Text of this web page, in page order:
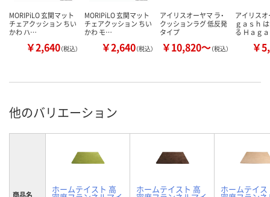
MORIPiLO 玄関マット
チェアクッション ちい
かわ ハ…
￥2,640（税込）
MORIPiLO 玄関マット
チェアクッション ちい
かわ モ…
￥2,640（税込）
アイリスオーヤマ ラ・
クッションラグ 低反発
タイプ
￥10,820～（税込）
アイリス
ｇａｓｈ
る Ｈａｇ
￥
他のバリエーション
商品名 ホームテイスト 高 ホームテイスト 高 ホームテイス